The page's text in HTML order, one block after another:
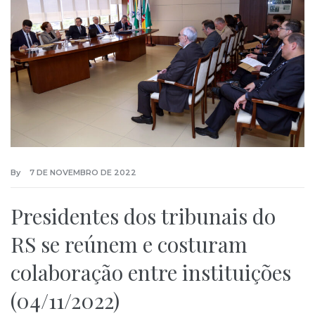
By 7 DE NOVEMBRO DE 2022
Presidentes dos tribunais do
RS se reúnem e costuram
colaboração entre instituições
(04/11/2022)